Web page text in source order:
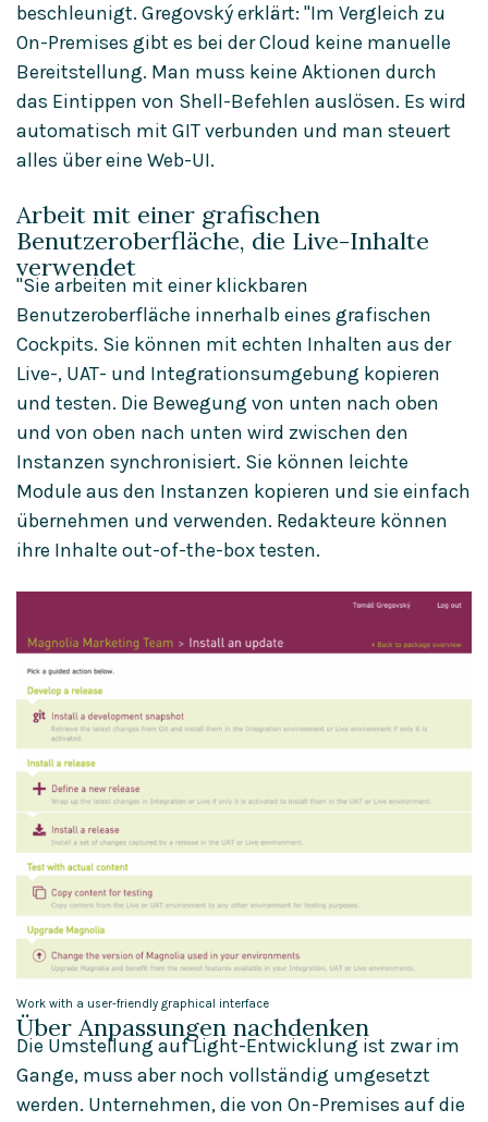
beschleunigt. Gregovský erklärt: "Im Vergleich zu
On-Premises gibt es bei der Cloud keine manuelle
Bereitstellung. Man muss keine Aktionen durch
das Eintippen von Shell-Befehlen auslösen. Es wird
automatisch mit GIT verbunden und man steuert
alles über eine Web-UI.
Arbeit mit einer grafischen
Benutzeroberfläche, die Live-Inhalte
verwendet
"Sie arbeiten mit einer klickbaren
Benutzeroberfläche innerhalb eines grafischen
Cockpits. Sie können mit echten Inhalten aus der
Live-, UAT- und Integrationsumgebung kopieren
und testen. Die Bewegung von unten nach oben
und von oben nach unten wird zwischen den
Instanzen synchronisiert. Sie können leichte
Module aus den Instanzen kopieren und sie einfach
übernehmen und verwenden. Redakteure können
ihre Inhalte out-of-the-box testen.
Work with a user-friendly graphical interface
Über Anpassungen nachdenken
Die Umstellung auf Light-Entwicklung ist zwar im
Gange, muss aber noch vollständig umgesetzt
werden. Unternehmen, die von On-Premises auf die